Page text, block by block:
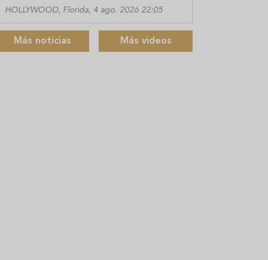
HOLLYWOOD, Florida, 4 ago. 2026 22:05
Más noticias Más videos